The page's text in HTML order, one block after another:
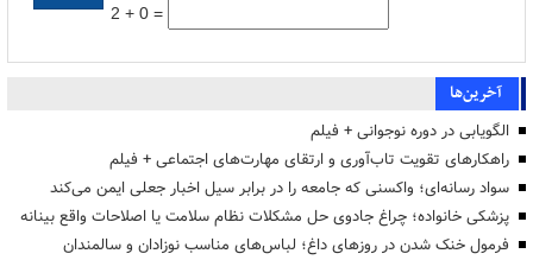
2 + 0 =
آخرین‌ها
الگویابی در دوره نوجوانی + فیلم
راهکارهای تقویت تاب‌آوری و ارتقای مهارت‌های اجتماعی + فیلم
سواد رسانه‌ای؛ واکسنی که جامعه را در برابر سیل اخبار جعلی ایمن می‌کند
پزشکی خانواده؛ چراغ جادوی حل مشکلات نظام سلامت یا اصلاحات واقع بینانه
فرمول خنک شدن در روزهای داغ؛ لباس‌های مناسب نوزادان و سالمندان